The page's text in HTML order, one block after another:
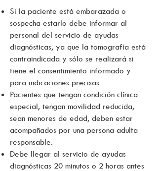
Si la paciente está embarazada o
sospecha estarlo debe informar al
personal del servicio de ayudas
diagnósticas, ya que la tomografía está
contraindicada y sólo se realizará si
tiene el consentimiento informado y
para indicaciones precisas.
Pacientes que tengan condición clínica
especial, tengan movilidad reducida,
sean menores de edad, deben estar
acompañados por una persona adulta
responsable.
Debe llegar al servicio de ayudas
diagnósticas 20 minutos o 2 horas antes